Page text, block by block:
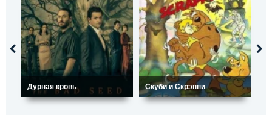
Дурная кровь Скуби и Скрэппи